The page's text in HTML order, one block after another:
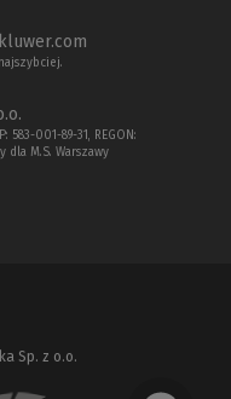
583-001-89-31, REGON:
dla M.S. Warszawy
Sp. z o.o.